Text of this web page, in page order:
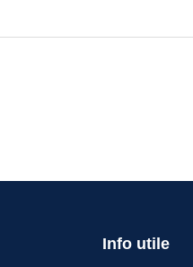
Info utile